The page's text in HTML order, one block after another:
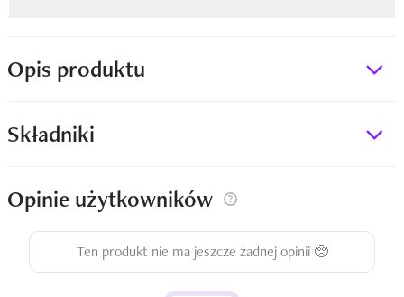
Opis produktu
Składniki
Opinie użytkowników
Ten produkt nie ma jeszcze żadnej opinii 🥺